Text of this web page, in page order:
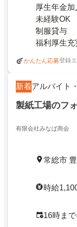
厚生年金加
未経験OK
制服貸与
福利厚生充
かんたん応募登録
新着アルバイト
製紙工場のフ
有限会社みなば商会
常総市
時給
16時ま